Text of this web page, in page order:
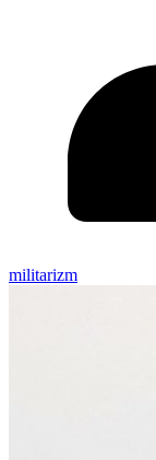
militarizm